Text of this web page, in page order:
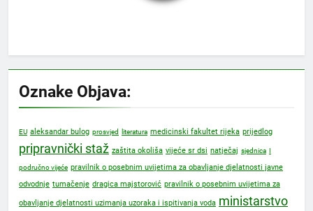
Oznake Objava:
EU aleksandar bulog prosvjed literatura medicinski fakultet rijeka prijedlog
pripravnički staž zaštita okoliša vijeće sr dsi natječaj sjednica I
područno vijeće pravilnik o posebnim uvijetima za obavljanje djelatnosti javne
odvodnje tumačenje dragica majstorović pravilnik o posebnim uvijetima za
obavljanje djelatnosti uzimanja uzoraka i ispitivanja voda ministarstvo